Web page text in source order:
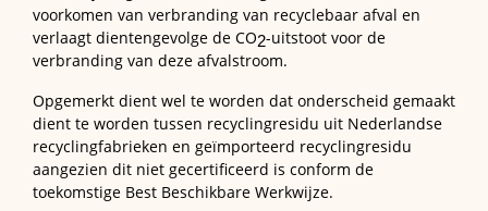
voorkomen van verbranding van recyclebaar afval en
verlaagt dientengevolge de CO2-uitstoot voor de
verbranding van deze afvalstroom.
Opgemerkt dient wel te worden dat onderscheid gemaakt
dient te worden tussen recyclingresidu uit Nederlandse
recyclingfabrieken en geïmporteerd recyclingresidu
aangezien dit niet gecertificeerd is conform de
toekomstige Best Beschikbare Werkwijze.